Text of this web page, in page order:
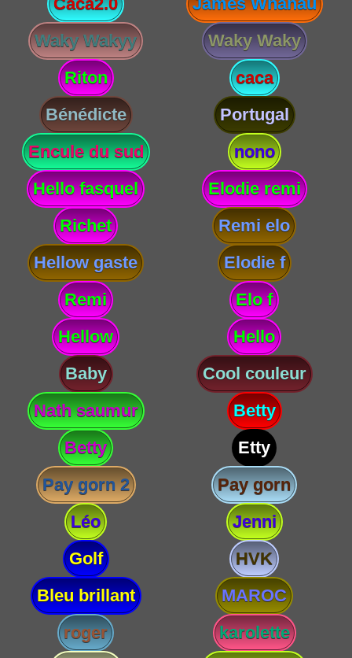
Waky Wakyy
Waky Waky
Riton
caca
Bénédicte
Portugal
Encule du sud
nono
Hello fasquel
Elodie remi
Richet
Remi elo
Hellow gaste
Elodie f
Remi
Elo f
Hellow
Hello
Baby
Cool couleur
Nath saumur
Betty
Betty
Etty
Pay gorn 2
Pay gorn
Léo
Jenni
Golf
HVK
Bleu brillant
MAROC
roger
karolette